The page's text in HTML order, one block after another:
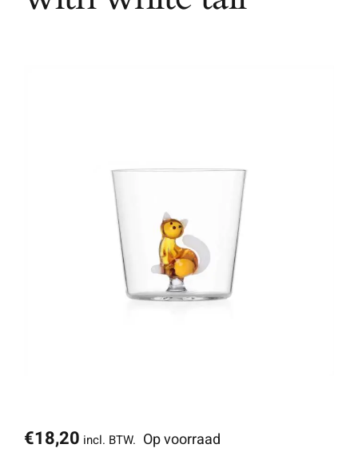
€18,20 incl. BTW. Op voorraad